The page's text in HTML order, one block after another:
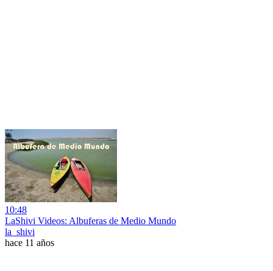
10:48
LaShivi Videos: Albuferas de Medio Mundo
la_shivi
hace 11 años